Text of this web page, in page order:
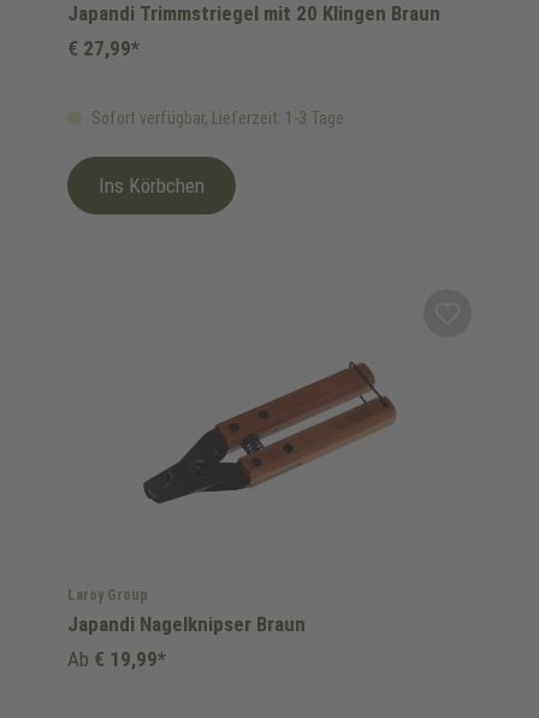
Japandi Trimmstriegel mit 20 Klingen Braun
Sofort verfügbar, Lieferzeit: 1-3 Tage
€ 27,99*
Ins Körbchen
Laroy Group
Japandi Nagelknipser Braun
Ab € 19,99*